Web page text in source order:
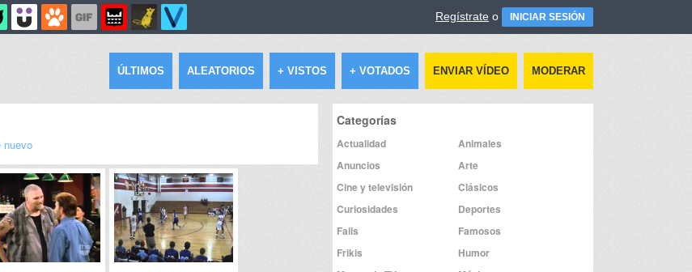
Regístrate o INICIAR SESIÓN
ÚLTIMOS ALEATORIOS + VISTOS + VOTADOS ENVIAR VÍDEO MODERAR
nuevo
Categorías
Actualidad
Animales
Anuncios
Arte
Cine y televisión
Clásicos
Curiosidades
Deportes
Fails
Famosos
Frikis
Humor